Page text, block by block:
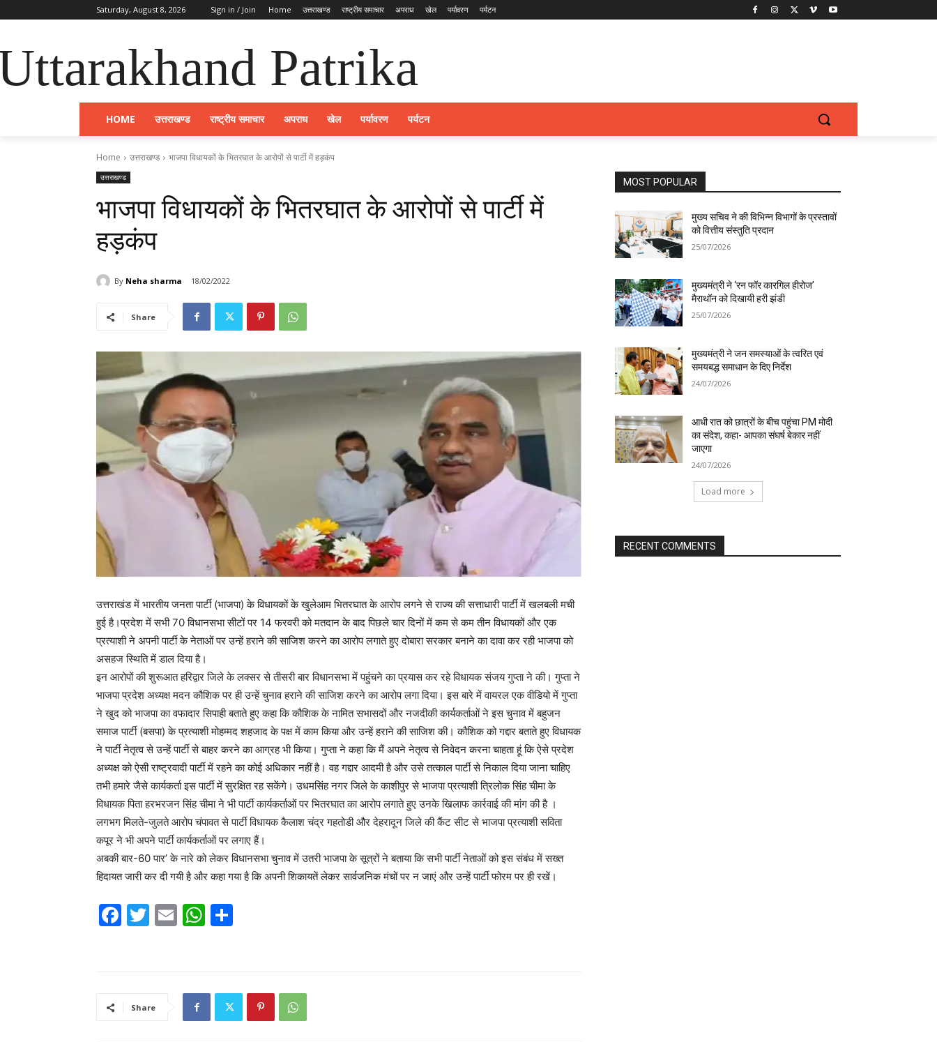
Saturday, August 8, 2026 Sign in / Join Home उत्तराखण्ड राष्ट्रीय समाचार अपराध खेल पर्यावरण पर्यटन
Patrika
HOME उत्तराखण्ड राष्ट्रीय समाचार अपराध खेल पर्यावरण पर्यटन
Home उत्तराखण्ड भाजपा विधायकों के भितरघात के आरोपों से पार्टी में हड़कंप
उत्तराखण्ड
भाजपा विधायकों के भितरघात के आरोपों से पार्टी में
हड़कंप
By Neha sharma 18/02/2022
Share
उत्तराखंड में भारतीय जनता पार्टी (भाजपा) के विधायकों के खुलेआम भितरघात के आरोप लगने से राज्य की सत्ताधारी पार्टी में खलबली मची
हुई है।प्रदेश में सभी 70 विधानसभा सीटों पर 14 फरवरी को मतदान के बाद पिछले चार दिनों में कम से कम तीन विधायकों और एक
प्रत्याशी ने अपनी पार्टी के नेताओं पर उन्हें हराने की साजिश करने का आरोप लगाते हुए दोबारा सरकार बनाने का दावा कर रही भाजपा को
असहज स्थिति में डाल दिया है।
इन आरोपों की शुरूआत हरिद्वार जिले के लक्सर से तीसरी बार विधानसभा में पहुंचने का प्रयास कर रहे विधायक संजय गुप्ता ने की। गुप्ता ने
भाजपा प्रदेश अध्यक्ष मदन कौशिक पर ही उन्हें चुनाव हराने की साजिश करने का आरोप लगा दिया। इस बारे में वायरल एक वीडियो में गुप्ता
ने खुद को भाजपा का वफादार सिपाही बताते हुए कहा कि कौशिक के नामित सभासदों और नजदीकी कार्यकर्ताओं ने इस चुनाव में बहुजन
समाज पार्टी (बसपा) के प्रत्याशी मोहम्मद शहजाद के पक्ष में काम किया और उन्हें हराने की साजिश की। कौशिक को गद्दार बताते हुए विधायक
ने पार्टी नेतृत्व से उन्हें पार्टी से बाहर करने का आग्रह भी किया। गुप्ता ने कहा कि मैं अपने नेतृत्व से निवेदन करना चाहता हूं कि ऐसे प्रदेश
अध्यक्ष को ऐसी राष्ट्रवादी पार्टी में रहने का कोई अधिकार नहीं है। वह गद्दार आदमी है और उसे तत्काल पार्टी से निकाल दिया जाना चाहिए
तभी हमारे जैसे कार्यकर्ता इस पार्टी में सुरक्षित रह सकेंगे। उधमसिंह नगर जिले के काशीपुर से भाजपा प्रत्याशी त्रिलोक सिंह चीमा के
विधायक पिता हरभरजन सिंह चीमा ने भी पार्टी कार्यकर्ताओं पर भितरघात का आरोप लगाते हुए उनके खिलाफ कार्रवाई की मांग की है ।
लगभग मिलते-जुलते आरोप चंपावत से पार्टी विधायक कैलाश चंद्र गहतोडी और देहरादून जिले की कैंट सीट से भाजपा प्रत्याशी सविता
कपूर ने भी अपने पार्टी कार्यकर्ताओं पर लगाए हैं।
अबकी बार-60 पार’ के नारे को लेकर विधानसभा चुनाव में उतरी भाजपा के सूत्रों ने बताया कि सभी पार्टी नेताओं को इस संबंध में सख्त
हिदायत जारी कर दी गयी है और कहा गया है कि अपनी शिकायतें लेकर सार्वजनिक मंचों पर न जाएं और उन्हें पार्टी फोरम पर ही रखें।
F
b
T
E
W
A
p
Share
MOST POPULAR
मुख्य सचिव ने की विभिन्न विभागों के प्रस्तावों
को वित्तीय संस्तुति प्रदान
25/07/2026
मुख्यमंत्री ने ‘रन फॉर कारगिल हीरोज’
मैराथॉन को दिखायी हरी झंडी
25/07/2026
मुख्यमंत्री ने जन समस्याओं के त्वरित एवं
समयबद्ध समाधान के दिए निर्देश
24/07/2026
आधी रात को छात्रों के बीच पहुंचा PM मोदी
का संदेश, कहा- आपका संघर्ष बेकार नहीं
जाएगा
24/07/2026
Load more
RECENT COMMENTS